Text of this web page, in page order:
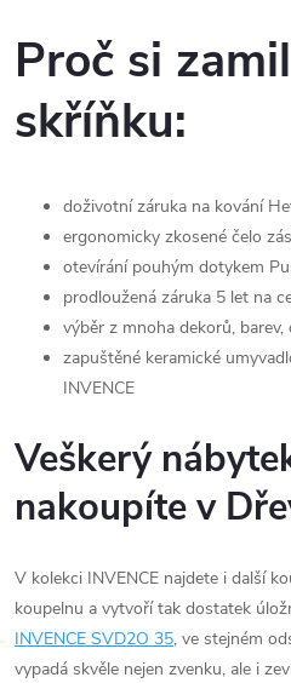
Proč si
skříňku:
doživotní záruka na kování
ergonomicky zkosené čelo
otevírání pouhým dotykem
prodloužená záruka 5 let na
výběr z mnoha dekorů,
zapuštěné keramické
INVENCE
Veškerý
nakoupíte v
V kolekci INVENCE najdete i další
koupelnu a vytvoří tak dostatek
INVENCE SVD2O 35, ve stejném
vypadá skvěle nejen zvenku, ale i